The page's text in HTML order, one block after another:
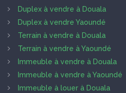
Duplex à vendre à Douala
Duplex à vendre Yaoundé
Terrain à vendre à Douala
Terrain à vendre à Yaoundé
Immeuble à vendre à Douala
Immeuble à vendre à Yaoundé
Immeuble à louer à Douala